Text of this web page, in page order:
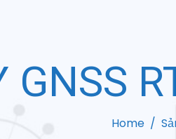
GNSS
Home